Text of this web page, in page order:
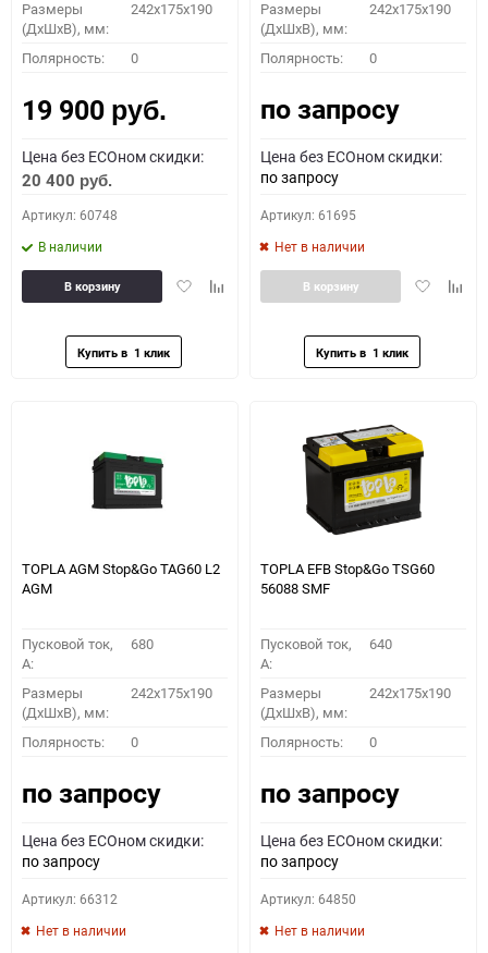
Размеры
(ДхШхВ), мм:
242x175x190
Полярность: 0
19 900 руб.
Цена без ECOном скидки:
20 400 руб.
Артикул: 60748
В наличии
ДобавитьДобавить
В корзину
Размеры
(ДхШхВ), мм:
242x175x190
Полярность: 0
по запросу
Цена без ECOном скидки:
по запросу
Артикул: 61695
Нет в наличии
Добавить
В корзину
TOPLA AGM Stop&Go TAG60 L2
AGM
Пусковой ток,
A:
680
Размеры
(ДхШхВ), мм:
242x175x190
Полярность: 0
по запросу
Цена без ECOном скидки:
по запросу
Артикул: 66312
Нет в наличии
TOPLA EFB Stop&Go TSG60
56088 SMF
Пусковой ток,
A:
640
Размеры
(ДхШхВ), мм:
242x175x190
Полярность: 0
по запросу
Цена без ECOном скидки:
по запросу
Артикул: 64850
Нет в наличии